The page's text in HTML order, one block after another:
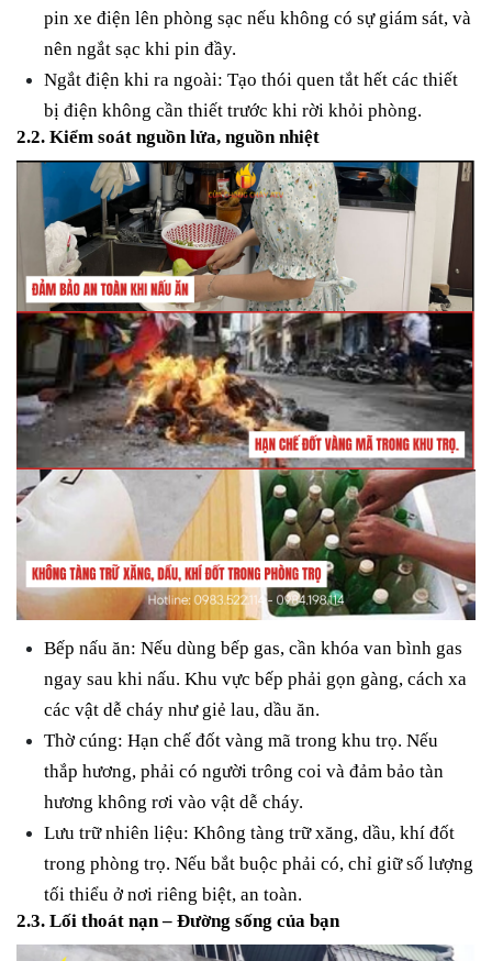
pin xe điện lên phòng sạc nếu không có sự giám sát, và
nên ngắt sạc khi pin đầy.
Ngắt điện khi ra ngoài: Tạo thói quen tắt hết các thiết
bị điện không cần thiết trước khi rời khỏi phòng.
2.2. Kiểm soát nguồn lửa, nguồn nhiệt
Bếp nấu ăn: Nếu dùng bếp gas, cần khóa van bình gas
ngay sau khi nấu. Khu vực bếp phải gọn gàng, cách xa
các vật dễ cháy như giẻ lau, dầu ăn.
Thờ cúng: Hạn chế đốt vàng mã trong khu trọ. Nếu
thắp hương, phải có người trông coi và đảm bảo tàn
hương không rơi vào vật dễ cháy.
Lưu trữ nhiên liệu: Không tàng trữ xăng, dầu, khí đốt
trong phòng trọ. Nếu bắt buộc phải có, chỉ giữ số lượng
tối thiểu ở nơi riêng biệt, an toàn.
2.3. Lối thoát nạn – Đường sống của bạn